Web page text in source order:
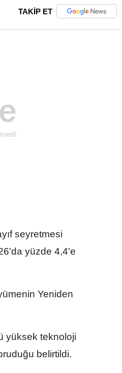
TAKİP ET
seyretmesi
yüzde 4,4'e
Yeniden
yüksek teknoloji
belirtildi.